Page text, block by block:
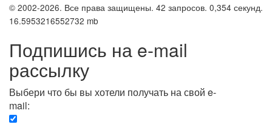
© 2002-2026. Все права защищены. 42 запросов. 0,354 секунд.
16.5953216552732 mb
Подпишись на e-mail
рассылку
Выбери что бы вы хотели получать на свой e-
mail: